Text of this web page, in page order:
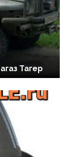
Тагер